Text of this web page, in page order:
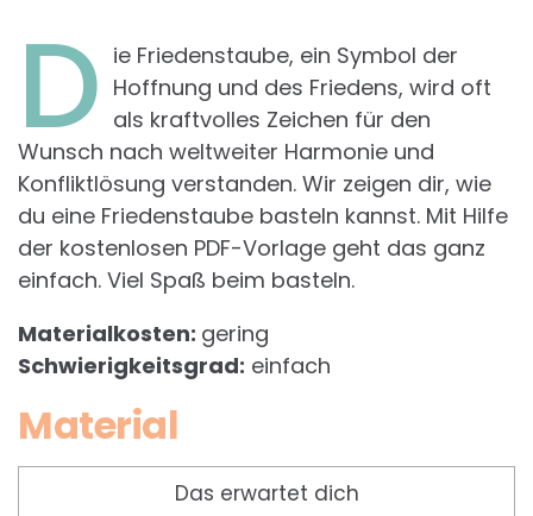
D ie Friedenstaube, ein Symbol der
Hoffnung und des Friedens, wird oft
als kraftvolles Zeichen für den
Wunsch nach weltweiter Harmonie und
Konfliktlösung verstanden. Wir zeigen dir, wie
du eine Friedenstaube basteln kannst. Mit Hilfe
der kostenlosen PDF-Vorlage geht das ganz
einfach. Viel Spaß beim basteln.
Materialkosten: gering
Schwierigkeitsgrad: einfach
Material
Das erwartet dich